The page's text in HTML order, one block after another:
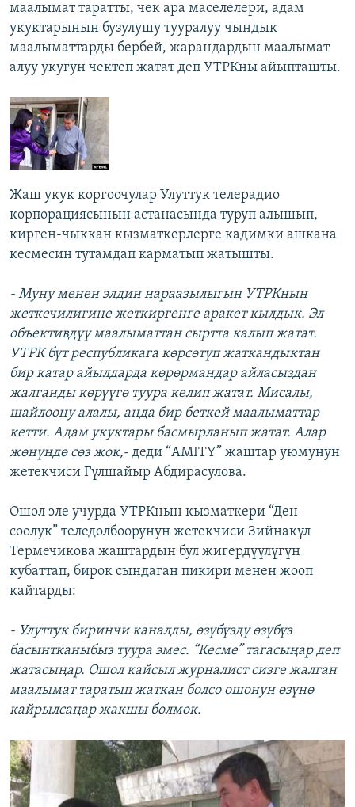
маалымат таратты, чек ара маселелери, адам
укуктарынын бузулушу тууралуу чындык
маалыматтарды бербей, жарандардын маалымат
алуу укугун чектеп жатат деп УТРКны айыпташты.
Жаш укук коргоочулар Улуттук телерадио
корпорациясынын астанасында туруп алышып,
кирген-чыккан кызматкерлерге кадимки ашкана
кесмесин тутамдап карматып жатышты.
- Муну менен элдин нараазылыгын УТРКнын
жеткечилигине жеткиргенге аракет кылдык. Эл
объективдүү маалыматтан сыртта калып жатат.
УТРК бүт республикага көрсөтүп жаткандыктан
бир катар айылдарда көрөрмандар айласыздан
жалганды көрүүгө туура келип жатат. Мисалы,
шайлоону алалы, анда бир беткей маалыматтар
кетти. Адам укуктары басмырланып жатат. Алар
жөнүндө сөз жок,- деди “AMITY” жаштар уюмунун
жетекчиси Гүлшайыр Абдирасулова.
Ошол эле учурда УТРКнын кызматкери “Ден-
соолук” теледолбоорунун жетекчиси Зийнакүл
Термечикова жаштардын бул жигердүүлүгүн
кубаттап, бирок сындаган пикири менен жооп
кайтарды:
- Улуттук биринчи каналды, өзүбүздү өзүбүз
басынтканыбыз туура эмес. “Кесме” тагасыңар деп
жатасыңар. Ошол кайсыл журналист сизге жалган
маалымат таратып жаткан болсо ошонун өзүнө
кайрылсаңар жакшы болмок.